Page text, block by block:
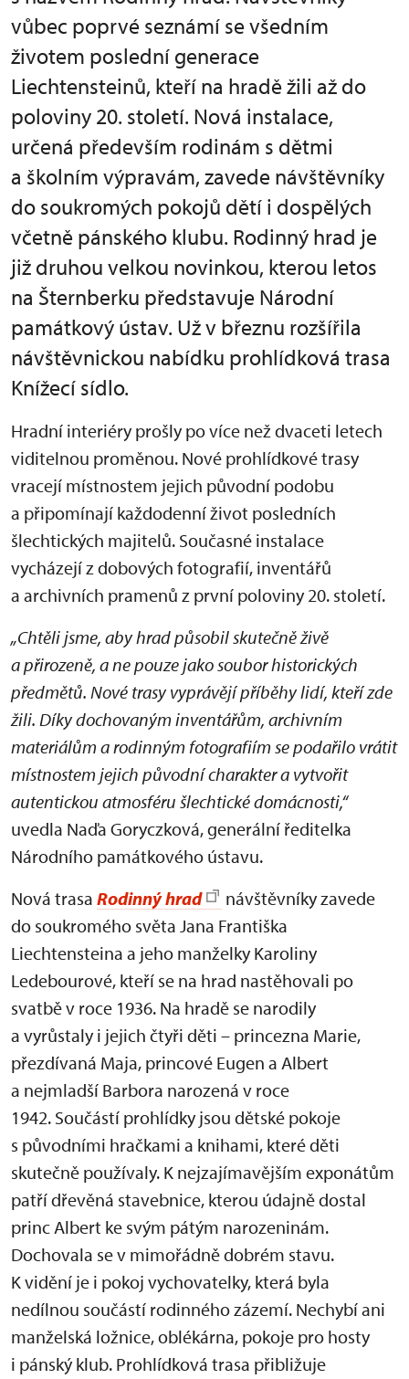
vůbec poprvé seznámí se všedním
životem poslední generace
Liechtensteinů, kteří na hradě žili až do
poloviny 20. století. Nová instalace,
určená především rodinám s dětmi
a školním výpravám, zavede návštěvníky
do soukromých pokojů dětí i dospělých
včetně pánského klubu. Rodinný hrad je
již druhou velkou novinkou, kterou letos
na Šternberku představuje Národní
památkový ústav. Už v březnu rozšířila
návštěvnickou nabídku prohlídková trasa
Knížecí sídlo.
Hradní interiéry prošly po více než dvaceti letech
viditelnou proměnou. Nové prohlídkové trasy
vracejí místnostem jejich původní podobu
a připomínají každodenní život posledních
šlechtických majitelů. Současné instalace
vycházejí z dobových fotografií, inventářů
a archivních pramenů z první poloviny 20. století.
„Chtěli jsme, aby hrad působil skutečně živě
a přirozeně, a ne pouze jako soubor historických
předmětů. Nové trasy vyprávějí příběhy lidí, kteří zde
žili. Díky dochovaným inventářům, archivním
materiálům a rodinným fotografiím se podařilo vrátit
místnostem jejich původní charakter a vytvořit
autentickou atmosféru šlechtické domácnosti,“
uvedla Naďa Goryczková, generální ředitelka
Národního památkového ústavu.
Nová trasa Rodinný hrad
návštěvníky zavede
do soukromého světa Jana Františka
Liechtensteina a jeho manželky Karoliny
Ledebourové, kteří se na hrad nastěhovali po
svatbě v roce 1936. Na hradě se narodily
a vyrůstaly i jejich čtyři děti – princezna Marie,
přezdívaná Maja, princové Eugen a Albert
a nejmladší Barbora narozená v roce
1942. Součástí prohlídky jsou dětské pokoje
s původními hračkami a knihami, které děti
skutečně používaly. K nejzajímavějším exponátům
patří dřevěná stavebnice, kterou údajně dostal
princ Albert ke svým pátým narozeninám.
Dochovala se v mimořádně dobrém stavu.
K vidění je i pokoj vychovatelky, která byla
nedílnou součástí rodinného zázemí. Nechybí ani
manželská ložnice, oblékárna, pokoje pro hosty
i pánský klub. Prohlídková trasa přibližuje